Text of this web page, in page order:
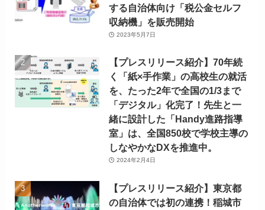
する自治体向け「税公金セルフ
収納機」を販売開始
2023年5月7日
【プレスリリース紹介】70年続
く「紙×手作業」の高校生の就活
を、たった2年で全国の1/3まで
「デジタル」化完了！先生と一
緒に設計した「Handy進路指導
室」は、全国850校で学校主導の
しなやかなDXを推進中。
2024年2月4日
【プレスリリース紹介】東京都
の自治体では初の連携！稲城市